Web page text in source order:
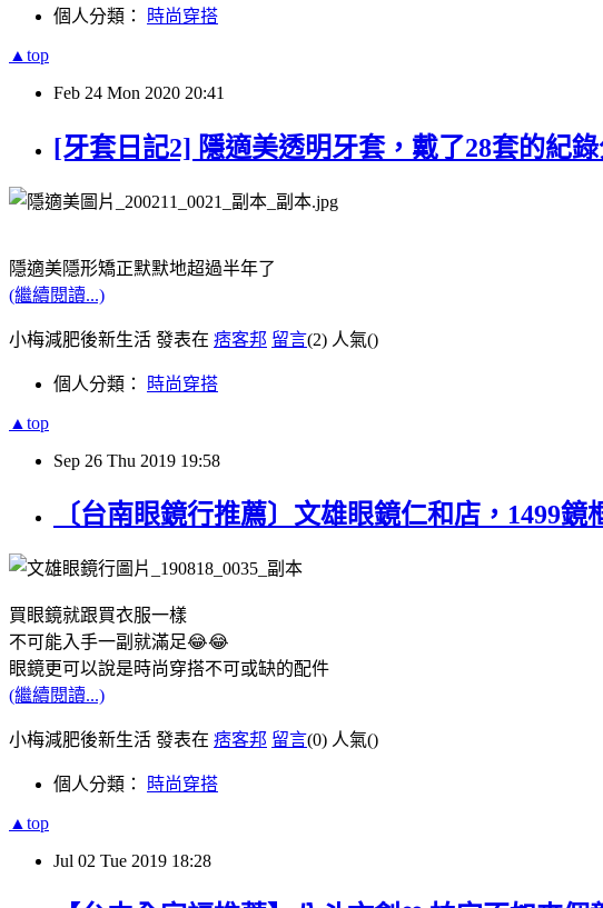
個人分類： 時尚穿搭
▲top
Feb 24 Mon 2020 20:41
[牙套日記2] 隱適美透明牙套，戴了28套的紀
隱適美隱形矯正默默地超過半年了
(繼續閱讀...)
小梅減肥後新生活 發表在 痞客邦 留言(2) 人氣()
個人分類： 時尚穿搭
▲top
Sep 26 Thu 2019 19:58
〔台南眼鏡行推薦〕文雄眼鏡仁和店，1499
買眼鏡就跟買衣服一樣
不可能入手一副就滿足😂😂
眼鏡更可以說是時尚穿搭不可或缺的配件
(繼續閱讀...)
小梅減肥後新生活 發表在 痞客邦 留言(0) 人氣()
個人分類： 時尚穿搭
▲top
Jul 02 Tue 2019 18:28